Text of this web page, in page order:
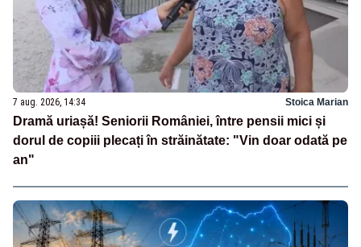
7 aug. 2026, 14:34 Stoica Marian
Dramă uriașă! Seniorii României, între pensii mici și
dorul de copiii plecați în străinătate: "Vin doar odată pe
an"